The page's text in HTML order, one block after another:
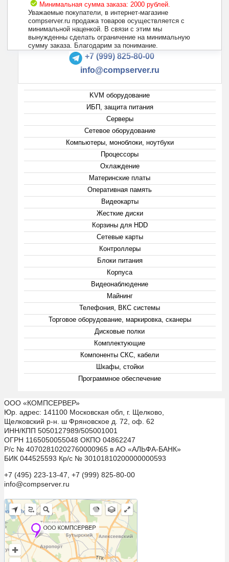
Минимальная сумма заказа: 2000 рублей.
Уважаемые покупатели, в интернет-магазине
compserver.ru продажа товаров осуществляется с
минимальной наценкой. В связи с этим мы
вынужденны сделать ограничение на минимальную
сумму заказа. Благодарим за понимание.
+7 (495) 223-13-47
+7 (999) 825-80-00
info@compserver.ru
KVM оборудование
ИБП, защита питания
Серверы
Сетевое оборудование
Компьютеры, моноблоки, ноутбуки
Процессоры
Охлаждение
Материнские платы
Оперативная память
Видеокарты
Жесткие диски
Корзины для HDD
Сетевые карты
Контроллеры
Блоки питания
Корпуса
Видеонаблюдение
Майнинг
Телефония, ВКС системы
Торговое оборудование, маркировка, сканеры
Дисковые полки
Комплектующие
Компоненты СКС, кабели
Шкафы, стойки
Программное обеспечение
ООО «КОМПСЕРВЕР»
Юр. адрес: 141100 Московская обл, г. Щелково,
Щелковский р-н. ш Фряновское д. 72, оф. 62
ИНН/КПП 5050127989/505001001
ОГРН 1165050055048 ОКПО 04862247
Р/с № 40702810202760000965 в АО «АЛЬФА-БАНК»
БИК 044525593 Кр/с № 30101810200000000593
+7 (495) 223-13-47, +7 (999) 825-80-00
info@compserver.ru